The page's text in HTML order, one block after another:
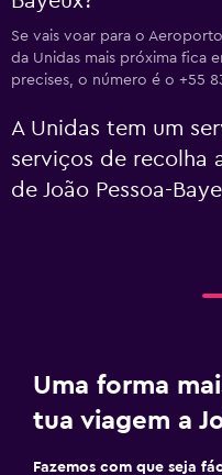
Se vais voar para o
da Unidas mais próxima fica
precises, o número é o +55
A Unidas tem um
serviços de recolha
de João Pessoa-
Uma forma
tua viagem a
Fazemos com que seja